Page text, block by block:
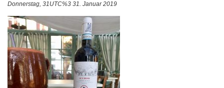
Donnerstag, 31UTC%3 31. Januar 2019